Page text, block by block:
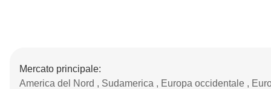
Mercato principale:
America del Nord , Sudamerica , Europa occidentale ,